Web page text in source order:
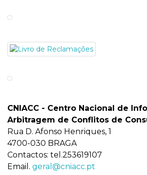
CNIACC - Centro Nacional de
Arbitragem de Conflitos de
Rua D. Afonso Henriques, 1
4700-030 BRAGA
Contactos: tel.253619107
Email. geral@cniacc.pt